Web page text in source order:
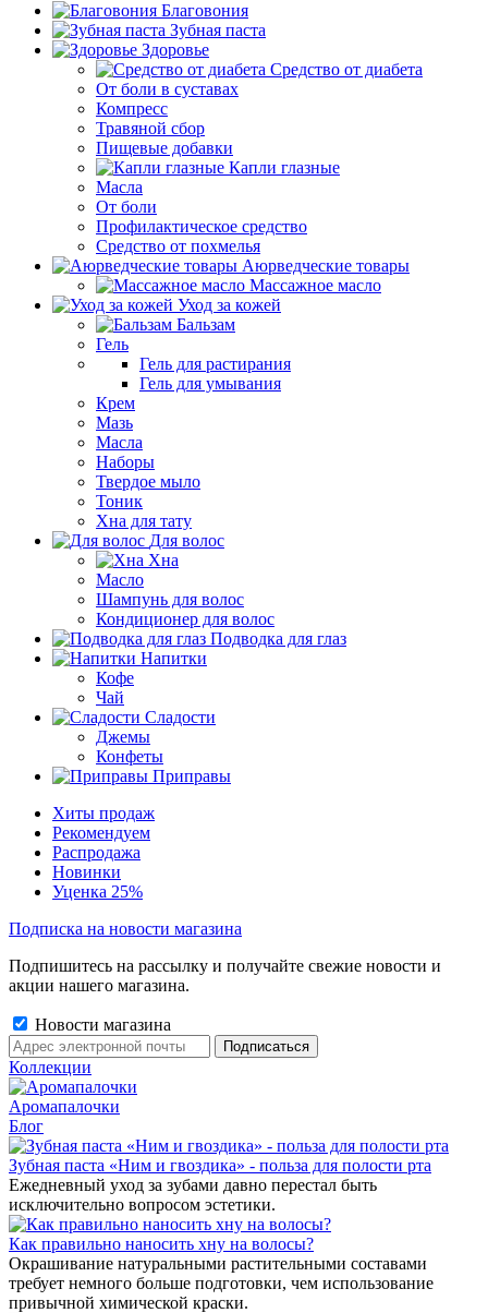
Благовония
Зубная паста
Здоровье
Средство от диабета
От боли в суставах
Компресс
Травяной сбор
Пищевые добавки
Капли глазные
Масла
От боли
Профилактическое средство
Средство от похмелья
Аюрведческие товары
Массажное масло
Уход за кожей
Бальзам
Гель
Гель для растирания
Гель для умывания
Крем
Мазь
Масла
Наборы
Твердое мыло
Тоник
Хна для тату
Для волос
Хна
Масло
Шампунь для волос
Кондиционер для волос
Подводка для глаз
Напитки
Кофе
Чай
Сладости
Джемы
Конфеты
Приправы
Хиты продаж
Рекомендуем
Распродажа
Новинки
Уценка 25%
Подписка на новости магазина
Подпишитесь на рассылку и получайте свежие новости и
акции нашего магазина.
Новости магазина
Коллекции
Аромапалочки
Блог
Зубная паста «Ним и гвоздика» - польза для полости рта
Ежедневный уход за зубами давно перестал быть
исключительно вопросом эстетики.
Как правильно наносить хну на волосы?
Окрашивание натуральными растительными составами
требует немного больше подготовки, чем использование
привычной химической краски.